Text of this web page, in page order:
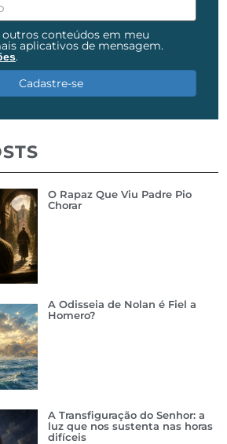
conteúdos em meu
aplicativos de mensagem.
.
Cadastre-se
O Rapaz Que Viu Padre Pio
Chorar
A Odisseia de Nolan é Fiel a
Homero?
A Transfiguração do Senhor: a
luz que nos sustenta nas horas
difíceis